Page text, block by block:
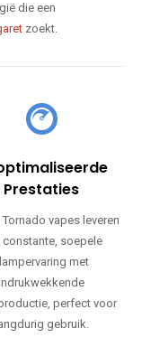
die een
zoekt.
Prestaties
Tornado vapes leveren
constante, soepele
met
perfect voor
gebruik.